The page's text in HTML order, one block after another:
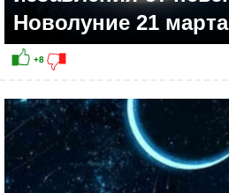
Новолуние 21 марта